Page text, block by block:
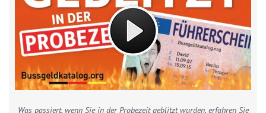
Was passiert, wenn Sie in der Probezeit geblitzt wurden, erfahren Sie